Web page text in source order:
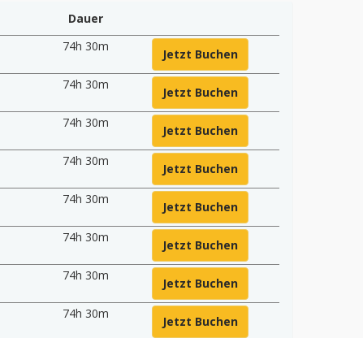
Dauer
74h 30m
Jetzt Buchen
74h 30m
Jetzt Buchen
74h 30m
Jetzt Buchen
74h 30m
Jetzt Buchen
74h 30m
Jetzt Buchen
74h 30m
Jetzt Buchen
74h 30m
Jetzt Buchen
74h 30m
Jetzt Buchen